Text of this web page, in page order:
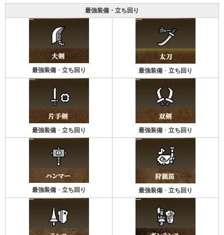
最強装備・立ち回り
最強装備・ 立ち回り 最強装備 ・ 立ち回り
最強装備・ 立ち回り 最強装備 ・ 立ち回り
最強装備・ 立ち回り 最強装備 ・ 立ち回り